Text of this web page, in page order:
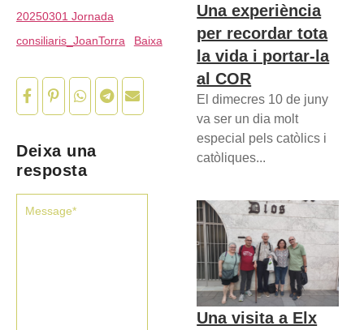
20250301 Jornada
consiliaris_JoanTorra
Baixa
Deixa una
resposta
Una experiència
per recordar tota
la vida i portar-la
al COR
El dimecres 10 de juny
va ser un dia molt
especial pels catòlics i
catòliques...
Una visita a Elx